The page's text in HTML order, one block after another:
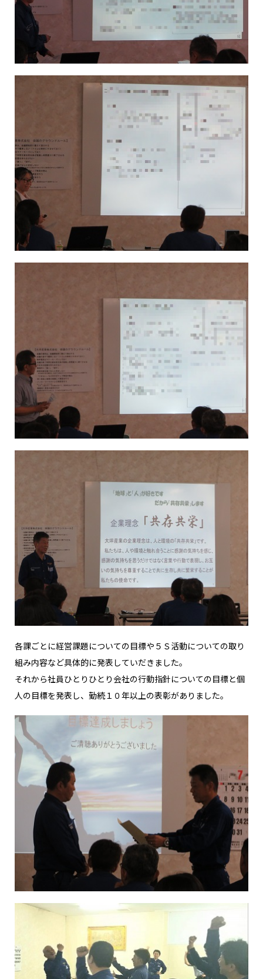
各課ごとに経営課題についての目標や５Ｓ活動についての取り
組み内容など具体的に発表していだきました。
それから社員ひとりひとり会社の行動指針についての目標と個
人の目標を発表し、勤続１０年以上の表彰がありました。